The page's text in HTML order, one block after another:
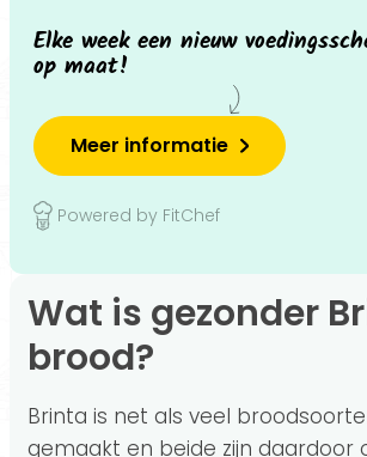
Elke week een nieuw
op maat!
Meer informatie
Powered by FitChef
Wat is gezonder Brinta of
brood?
Brinta is net als veel
gemaakt en beide zijn daardoor